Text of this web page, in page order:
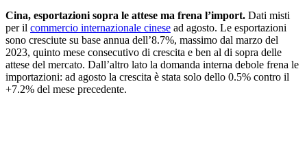
Cina, esportazioni sopra le attese ma frena l’import. Dati misti
per il commercio internazionale cinese ad agosto. Le esportazioni
sono cresciute su base annua dell’8.7%, massimo dal marzo del
2023, quinto mese consecutivo di crescita e ben al di sopra delle
attese del mercato. Dall’altro lato la domanda interna debole frena le
importazioni: ad agosto la crescita è stata solo dello 0.5% contro il
+7.2% del mese precedente.